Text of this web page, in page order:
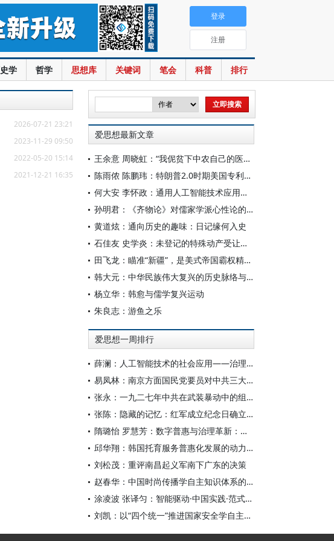
学 哲学 思想库 关键词 笔会 科普 排行
登录
注册
2026-07-21 23:21
2023-11-29 09:50
2022-05-20 15:14
2021-12-21 16:35
爱思想最新文章
王余意 周晓虹：“我伲贫下中农自己的医生”——赤脚医生的视觉表征与形象建构（1965—1978）
陈雨侬 陈鹏玮：特朗普2.0时期美国专利制度的“武器化”演进与中国应对
何大安 李怀政：通用人工智能技术应用下的数字调节机制
孙明君：《齐物论》对儒家学派心性论的回应
黄道炫：通向历史的趣味：日记缘何入史
石佳友 史学炎：未登记的特殊动产受让人排除强制执行问题研究
田飞龙：瞄准“新疆”，是美式帝国霸权精心酝酿的专项行动
韩大元：中华民族伟大复兴的历史脉络与宪法内涵
杨立华：韩愈与儒学复兴运动
朱良志：游鱼之乐
爱思想一周排行
薛澜：人工智能技术的社会应用——治理挑战
易凤林：南京方面国民党要员对中共三大起义的反应
张永：一九二七年中共在武装暴动中的组织转型
张陈：隐藏的记忆：红军成立纪念日确立前中共对南昌起义的纪念
隋璐怡 罗慧芳：数字普惠与治理革新：中国人工智能赋能全球南方发展
邱华翔：韩国托育服务普惠化发展的动力机制、制度路径与政策效应
刘松茂：重评南昌起义军南下广东的决策
赵春华：中国时尚传播学自主知识体系的内在逻辑与实践路径
涂凌波 张译匀：智能驱动·中国实践·范式创新：“构建中国新闻传播学自主知识体系”专题研讨会综述
刘凯：以“四个统一”推进国家安全学自主知识体系构建